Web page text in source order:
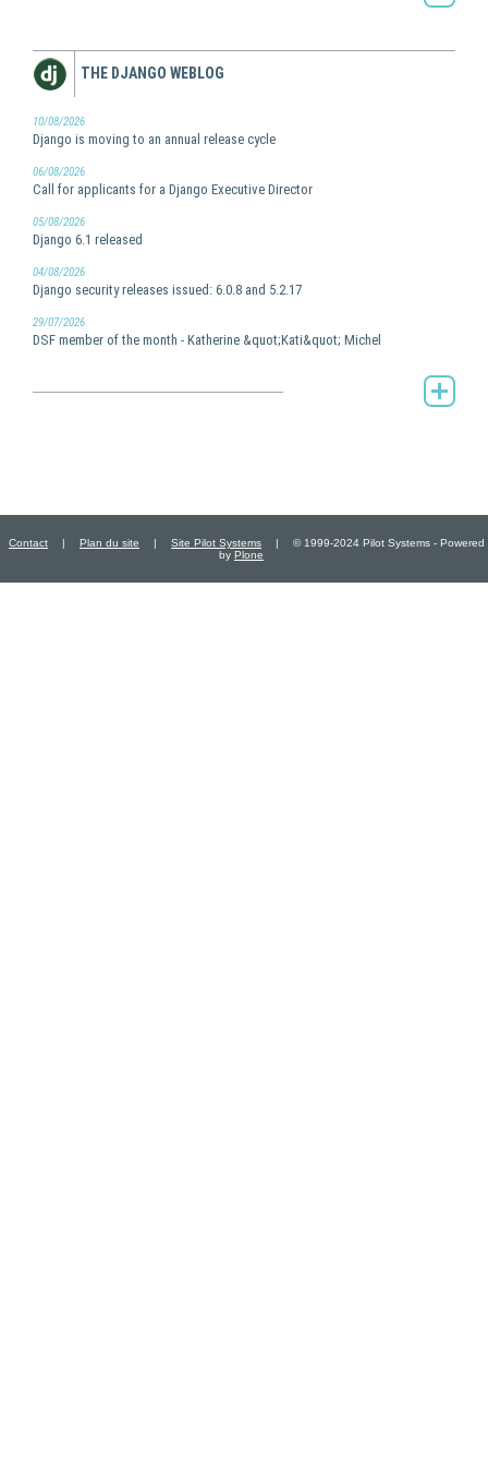
THE DJANGO WEBLOG
10/08/2026
Django is moving to an annual release cycle
06/08/2026
Call for applicants for a Django Executive Director
05/08/2026
Django 6.1 released
04/08/2026
Django security releases issued: 6.0.8 and 5.2.17
29/07/2026
DSF member of the month - Katherine &quot;Kati&quot; Michel
Contact | Plan du site | Site Pilot Systems |
© 1999-2024 Pilot Systems - Powered
by Plone